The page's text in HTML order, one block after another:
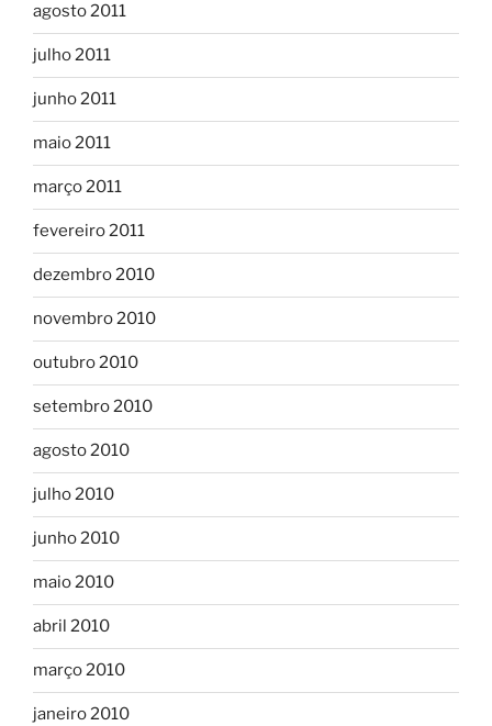
agosto 2011
julho 2011
junho 2011
maio 2011
março 2011
fevereiro 2011
dezembro 2010
novembro 2010
outubro 2010
setembro 2010
agosto 2010
julho 2010
junho 2010
maio 2010
abril 2010
março 2010
janeiro 2010